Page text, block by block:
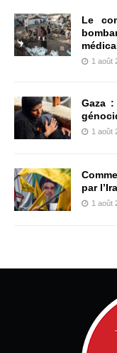
Le
1 août
Gaza
1 août
par
1 août